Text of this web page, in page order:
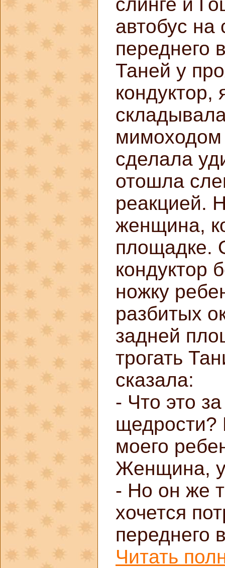
автобус на
переднего
Таней у
кондуктор,
мимоходом
сделала
отошла
реакцией.
женщина,
площадке.
кондуктор
ножку
разбитых
задней
трогать
сказала:
- Что это
щедрости?
моего
Женщина,
- Но он же
хочется
переднего
Читать